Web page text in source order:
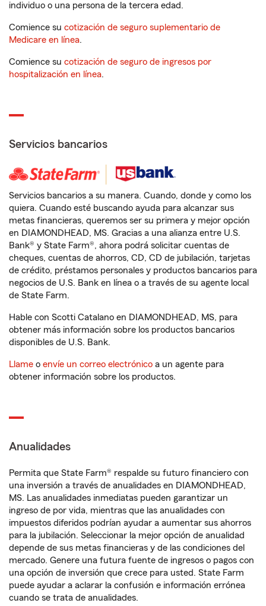
individuo o una persona de la tercera edad.
Comience su cotización de seguro suplementario de
Medicare en línea.
Comience su cotización de seguro de ingresos por
hospitalización en línea.
Servicios bancarios
Servicios bancarios a su manera. Cuando, donde y como los
quiera. Cuando esté buscando ayuda para alcanzar sus
metas financieras, queremos ser su primera y mejor opción
en DIAMONDHEAD, MS. Gracias a una alianza entre U.S.
Bank® y State Farm®, ahora podrá solicitar cuentas de
cheques, cuentas de ahorros, CD, CD de jubilación, tarjetas
de crédito, préstamos personales y productos bancarios para
negocios de U.S. Bank en línea o a través de su agente local
de State Farm.
Hable con Scotti Catalano en DIAMONDHEAD, MS, para
obtener más información sobre los productos bancarios
disponibles de U.S. Bank.
Llame o envíe un correo electrónico a un agente para
obtener información sobre los productos.
Anualidades
Permita que State Farm® respalde su futuro financiero con
una inversión a través de anualidades en DIAMONDHEAD,
MS. Las anualidades inmediatas pueden garantizar un
ingreso de por vida, mientras que las anualidades con
impuestos diferidos podrían ayudar a aumentar sus ahorros
para la jubilación. Seleccionar la mejor opción de anualidad
depende de sus metas financieras y de las condiciones del
mercado. Genere una futura fuente de ingresos o pagos con
una opción de inversión que crece para usted. State Farm
puede ayudar a aclarar la confusión e información errónea
cuando se trata de anualidades.